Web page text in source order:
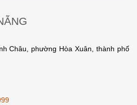
Châu, phường Hòa Xuân, thành phố